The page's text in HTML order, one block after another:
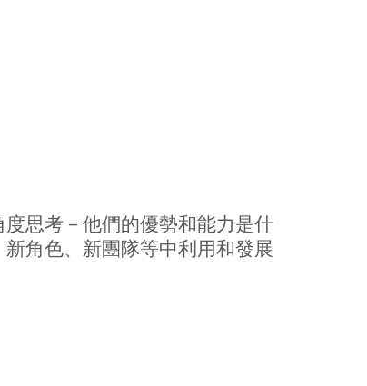
思考 – 他們的優勢和能力是什
角色、新團隊等中利用和發展